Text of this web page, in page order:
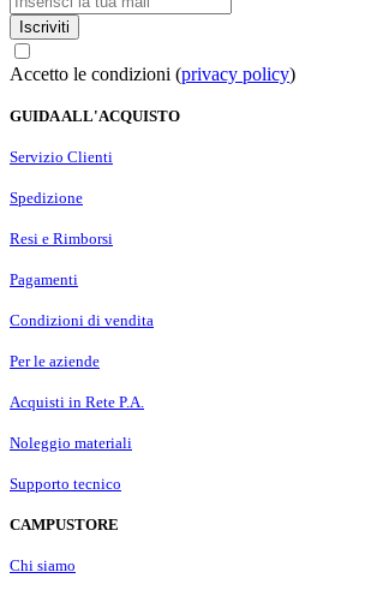
Iscriviti
Accetto le condizioni (privacy policy)
GUIDA ALL'ACQUISTO
Servizio Clienti
Spedizione
Resi e Rimborsi
Pagamenti
Condizioni di vendita
Per le aziende
Acquisti in Rete P.A.
Noleggio materiali
Supporto tecnico
CAMPUSTORE
Chi siamo